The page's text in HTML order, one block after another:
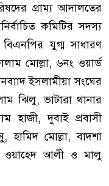
গ্রাম্য আদালতের
কমিটির সদস্য
বিএনপির যুগ্ম সাধারণ
মোল্লা, ৬নং ওয়ার্ড
ইসলামীয়া সংঘের
ঝিলু, ভাটারা থানার
দুবাই প্রবাসী
হামিদ মোল্লা, বাদশা
ওয়াহেদ আলী ও মালু